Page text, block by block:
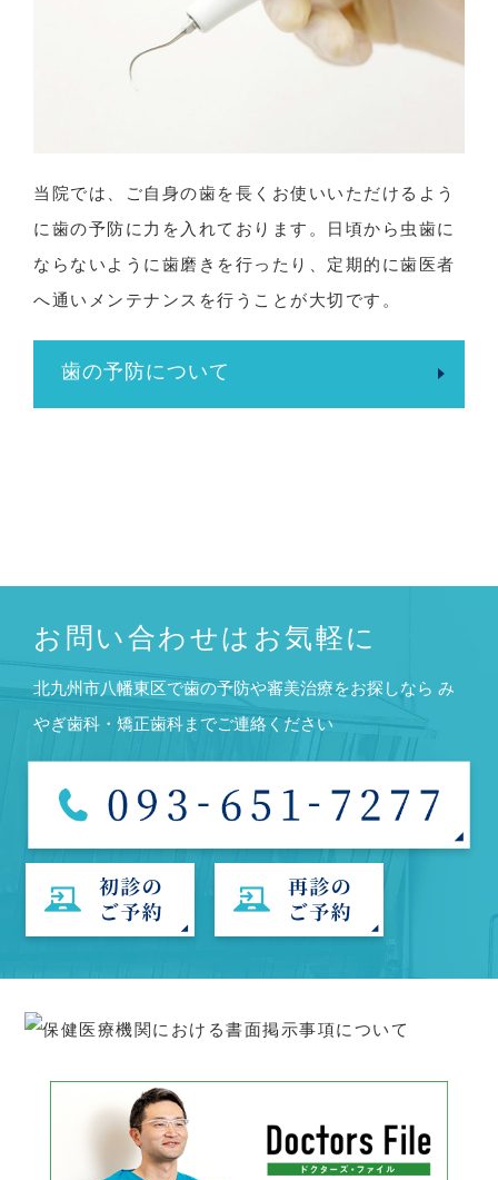
当院では、ご自身の歯を長くお使いいただけるよう
に歯の予防に力を入れております。日頃から虫歯に
ならないように歯磨きを行ったり、定期的に歯医者
へ通いメンテナンスを行うことが大切です。
歯の予防について
お問い合わせはお気軽に
北九州市八幡東区で歯の予防や審美治療をお探しなら み
やぎ歯科・矯正歯科までご連絡ください